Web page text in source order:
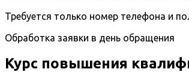
Требуется только номер телефона и
Обработка заявки в день обращения
Курс повышения